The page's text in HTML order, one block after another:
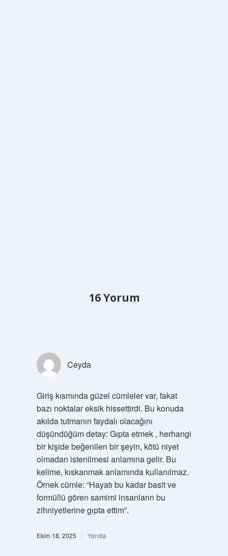
16 Yorum
Ceyda
Giriş kısmında güzel cümleler var, fakat
bazı noktalar eksik hissettirdi. Bu konuda
akılda tutmanın faydalı olacağını
düşündüğüm detay: Gıpta etmek , herhangi
bir kişide beğenilen bir şeyin, kötü niyet
olmadan istenilmesi anlamına gelir. Bu
kelime, kıskanmak anlamında kullanılmaz.
Örnek cümle: “Hayatı bu kadar basit ve
formüllü gören samimi insanların bu
zihniyetlerine gıpta ettim”.
Ekim 18, 2025 Yanıtla